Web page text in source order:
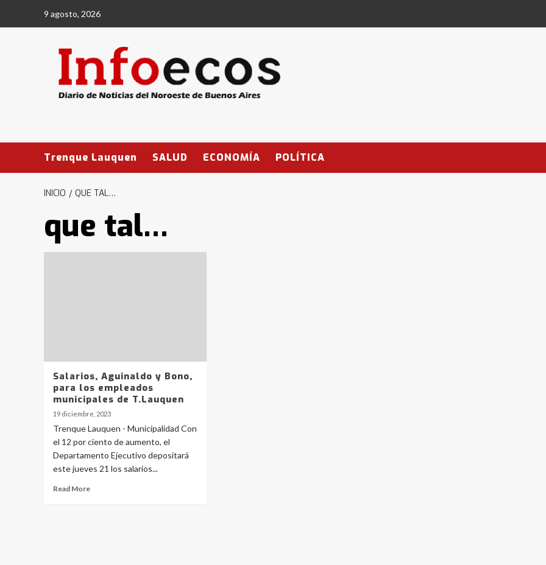
9 agosto, 2026
Trenque Lauquen SALUD ECONOMÍA POLÍTICA
INICIO QUE TAL…
que tal…
Salarios, Aguinaldo y Bono,
para los empleados
municipales de T.Lauquen
19 diciembre, 2023
Trenque Lauquen - Municipalidad Con
el 12 por ciento de aumento, el
Departamento Ejecutivo depositará
este jueves 21 los salarios...
Read More